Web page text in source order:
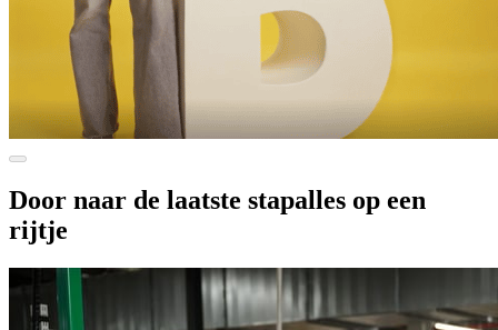
Door naar de laatste stapalles op een
rijtje